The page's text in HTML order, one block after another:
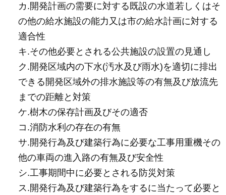
カ.開発計画の需要に対する既設の水道若しくはそ
の他の給水施設の能力又は市の給水計画に対する
適合性
キ.その他必要とされる公共施設の設置の見通し
ク.開発区域内の下水(汚水及び雨水)を適切に排出
できる開発区域外の排水施設等の有無及び放流先
までの距離と対策
ケ.樹木の保存計画及びその適否
コ.消防水利の存在の有無
サ.開発行為及び建築行為に必要な工事用重機その
他の車両の進入路の有無及び安全性
シ.工事期間中に必要とされる防災対策
ス.開発行為及び建築行為をするに当たって必要と